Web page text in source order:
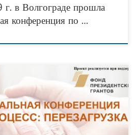
в Волгограде прошла
конференция по …
базе Дома-интерната для престарелых и
конференция по вопросам в области